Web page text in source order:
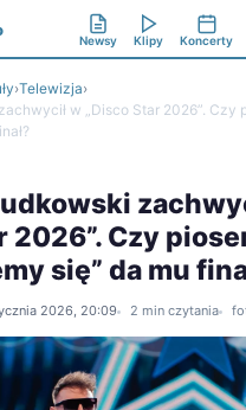
Newsy Klipy Koncerty
›Telewizja›
w „Disco Star 2026”. Czy
2026”. Czy
się” da mu
2026, 20:09 2 min czytania